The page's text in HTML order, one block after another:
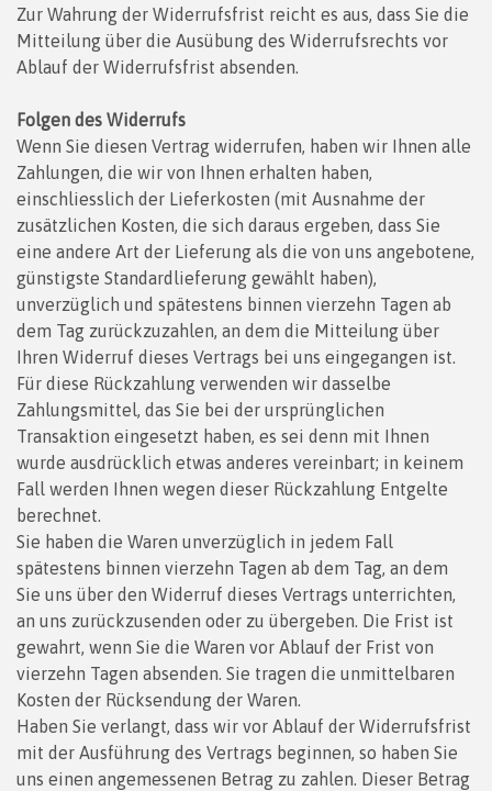
Zur Wahrung der Widerrufsfrist reicht es aus, dass Sie die
Mitteilung über die Ausübung des Widerrufsrechts vor
Ablauf der Widerrufsfrist absenden.
Folgen des Widerrufs
Wenn Sie diesen Vertrag widerrufen, haben wir Ihnen alle
Zahlungen, die wir von Ihnen erhalten haben,
einschliesslich der Lieferkosten (mit Ausnahme der
zusätzlichen Kosten, die sich daraus ergeben, dass Sie
eine andere Art der Lieferung als die von uns angebotene,
günstigste Standardlieferung gewählt haben),
unverzüglich und spätestens binnen vierzehn Tagen ab
dem Tag zurückzuzahlen, an dem die Mitteilung über
Ihren Widerruf dieses Vertrags bei uns eingegangen ist.
Für diese Rückzahlung verwenden wir dasselbe
Zahlungsmittel, das Sie bei der ursprünglichen
Transaktion eingesetzt haben, es sei denn mit Ihnen
wurde ausdrücklich etwas anderes vereinbart; in keinem
Fall werden Ihnen wegen dieser Rückzahlung Entgelte
berechnet.
Sie haben die Waren unverzüglich in jedem Fall
spätestens binnen vierzehn Tagen ab dem Tag, an dem
Sie uns über den Widerruf dieses Vertrags unterrichten,
an uns zurückzusenden oder zu übergeben. Die Frist ist
gewahrt, wenn Sie die Waren vor Ablauf der Frist von
vierzehn Tagen absenden. Sie tragen die unmittelbaren
Kosten der Rücksendung der Waren.
Haben Sie verlangt, dass wir vor Ablauf der Widerrufsfrist
mit der Ausführung des Vertrags beginnen, so haben Sie
uns einen angemessenen Betrag zu zahlen. Dieser Betrag